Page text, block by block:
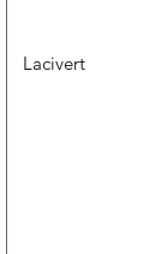
Lacivert